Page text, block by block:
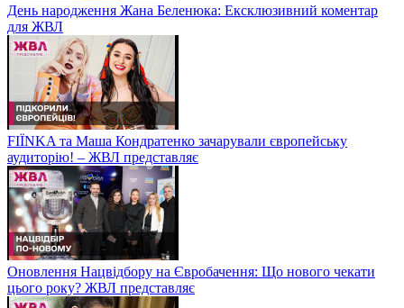
День народження Жана Беленюка: Ексклюзивний коментар
для ЖВЛ
FIЇNKA та Маша Кондратенко зачарували європейську
аудиторію! – ЖВЛ представляє
Оновлення Нацвідбору на Євробачення: Що нового чекати
цього року? ЖВЛ представляє